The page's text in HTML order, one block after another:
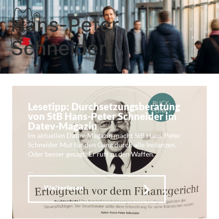
Hans-Peter
Schneider
Lesetipp: Durchsetzungsberatung
von StB Hans-Peter Schneider im
Datev-Magazin
Im aktuellen Datev-Magazin macht StB Hans-Peter
Schneider Mut für den Gang durch alle Instanzen.
Oder besser gesagt: Er ruft zu den Waffen.
…
Weiterlesen